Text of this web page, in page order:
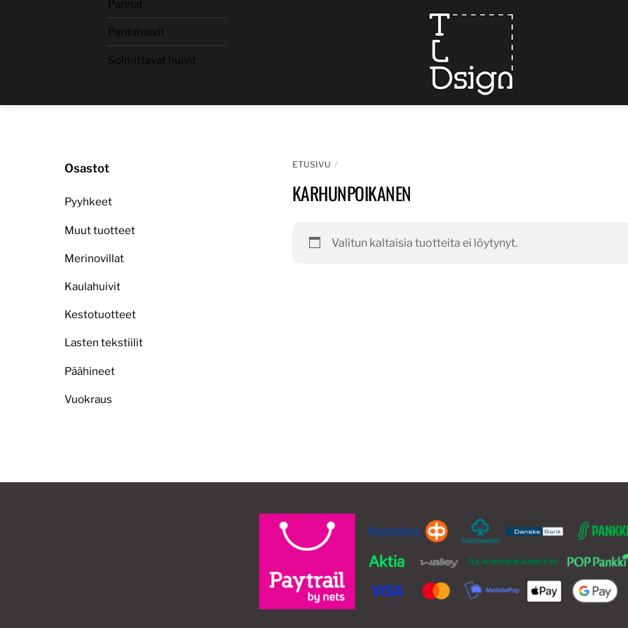
Pannat
Pantahuivit
Solmittavat huivit
ETUSIVU
KARHUNPOIKANEN
Valitun kaltaisia tuotteita ei löytynyt.
Osastot
Pyyhkeet
Muut tuotteet
Merinovillat
Kaulahuivit
Kestotuotteet
Lasten tekstiilit
Päähineet
Vuokraus